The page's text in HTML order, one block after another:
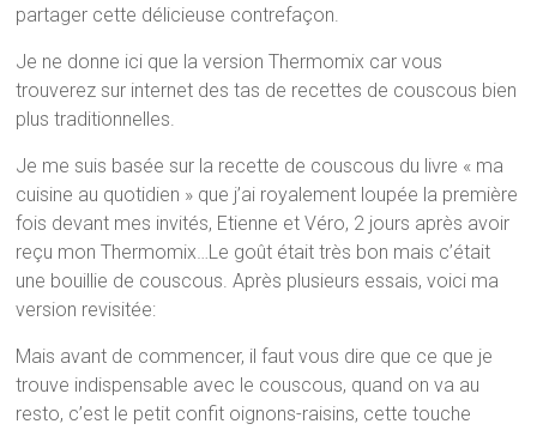
partager cette délicieuse contrefaçon.
Je ne donne ici que la version Thermomix car vous
trouverez sur internet des tas de recettes de couscous bien
plus traditionnelles.
Je me suis basée sur la recette de couscous du livre « ma
cuisine au quotidien » que j’ai royalement loupée la première
fois devant mes invités, Etienne et Véro, 2 jours après avoir
reçu mon Thermomix…Le goût était très bon mais c’était
une bouillie de couscous. Après plusieurs essais, voici ma
version revisitée:
Mais avant de commencer, il faut vous dire que ce que je
trouve indispensable avec le couscous, quand on va au
resto, c’est le petit confit oignons-raisins, cette touche